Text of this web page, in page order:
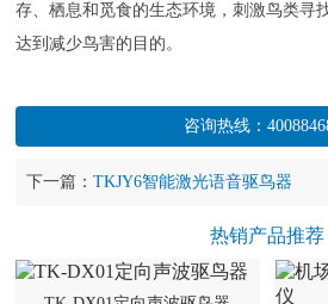
存、栖息和觅食的生态环境，刺激鸟类寻
达到减少鸟害的目的。
咨询热线：
下一篇：TKJY6智能激光语音驱鸟器
热销产品推荐